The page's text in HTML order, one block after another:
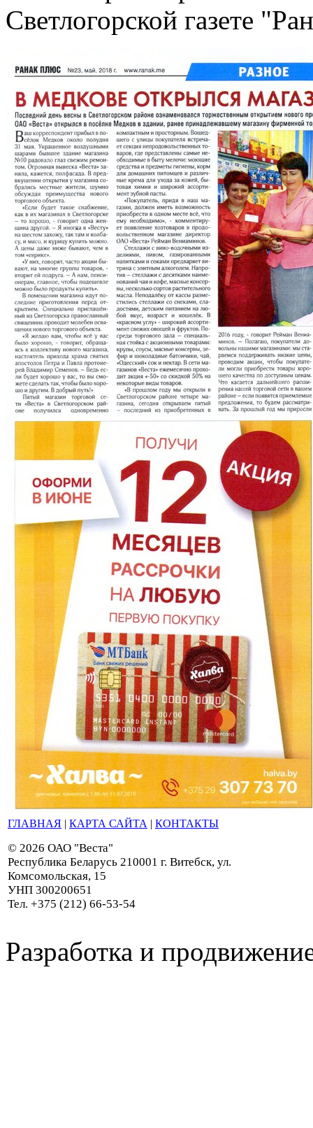
Светлогорской газете
ГЛАВНАЯ | КАРТА САЙТА | КОНТАКТЫ
© 2026 ОАО "Веста"
Республика Беларусь 210001 г. Витебск, ул.
Комсомольская, 15
УНП 300200651
Тел. +375 (212) 66-53-54
Разработка и